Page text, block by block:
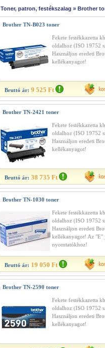
Toner, patron, festékszalag » Brother
Brother TN-B023 toner
Fekete festékkazetta
oldalhoz (ISO 19752
Használjon eredeti
kellékanyagot!
Bruttó ár: 9 525 Ft
Brother TN-2421 toner
Fekete festékkazetta
oldalhoz (ISO 19752
Használjon eredeti
kellékanyagot!
Bruttó ár: 38 735 Ft
Brother TN-1030 toner
Fekete festékkazetta
oldalhoz (ISO 19752
Használjon eredeti
kellékanyagot! Az "E"
nyomtatókhoz!
Bruttó ár: 19 050 Ft
Brother TN-2590 toner
Fekete festékkazetta
oldalhoz (ISO 19752
Használjon eredeti
kellékanyagot!